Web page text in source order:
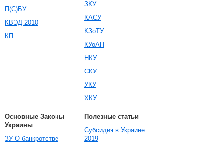
П(С)БУ
КВЭД-2010
КП
ЗКУ
КАСУ
КЗоТУ
КУоАП
НКУ
СКУ
УКУ
ХКУ
Основные Законы
Украины
ЗУ О банкротстве
Полезные статьи
Субсидия в Украине
2019